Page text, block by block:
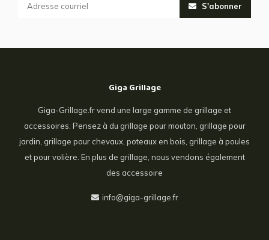
S'abonner
Giga Grillage
Giga-Grillage.fr vend une large gamme de grillage et
accessoires. Pensez à du grillage pour mouton, grillage pour
jardin, grillage pour chevaux, poteaux en bois, grillage à poules
et pour volière. En plus de grillage, nous vendons également
des accessoire
info@giga-grillage.fr